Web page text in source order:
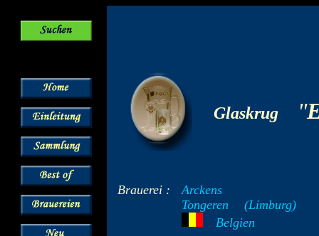
Glaskrug "
Brauerei :
Arckens
Tongeren
(Limburg)
Belgien